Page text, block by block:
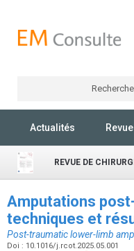
Actualités
REVUE DE
Amputations
techniques et
Post-traumatic lower-limb
Doi : 10.1016/j.rcot.2025.05.001